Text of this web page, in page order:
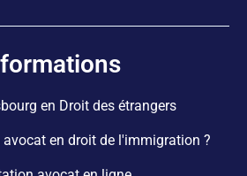
en Droit des étrangers
en droit de l'immigration ?